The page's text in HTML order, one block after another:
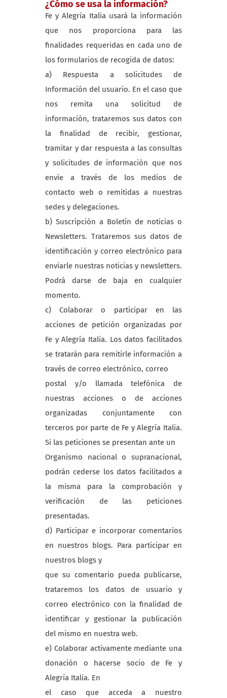
¿Cómo se usa la información?
Fe y Alegría Italia usará la información
que nos proporciona para las
finalidades requeridas en cada uno de
los formularios de recogida de datos:
a) Respuesta a solicitudes de
Información del usuario. En el caso que
nos remita una solicitud de
información, trataremos sus datos con
la finalidad de recibir, gestionar,
tramitar y dar respuesta a las consultas
y solicitudes de información que nos
envíe a través de los medios de
contacto web o remitidas a nuestras
sedes y delegaciones.
b) Suscripción a Boletín de noticias o
Newsletters. Trataremos sus datos de
identificación y correo electrónico para
enviarle nuestras noticias y newsletters.
Podrá darse de baja en cualquier
momento.
c) Colaborar o participar en las
acciones de petición organizadas por
Fe y Alegría Italia. Los datos facilitados
se tratarán para remitirle información a
través de correo electrónico, correo
postal y/o llamada telefónica de
nuestras acciones o de acciones
organizadas conjuntamente con
terceros por parte de Fe y Alegría Italia.
Si las peticiones se presentan ante un
Organismo nacional o supranacional,
podrán cederse los datos facilitados a
la misma para la comprobación y
verificación de las peticiones
presentadas.
d) Participar e incorporar comentarios
en nuestros blogs. Para participar en
nuestros blogs y
que su comentario pueda publicarse,
trataremos los datos de usuario y
correo electrónico con la finalidad de
identificar y gestionar la publicación
del mismo en nuestra web.
e) Colaborar activamente mediante una
donación o hacerse socio de Fe y
Alegría Italia. En
el caso que acceda a nuestro